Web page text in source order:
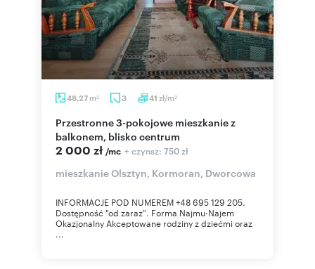
48,27 m2 3 41 zł/m2
Przestronne 3-pokojowe mieszkanie z
balkonem, blisko centrum
2 000 zł /mc + czynsz: 750 zł
mieszkanie Olsztyn, Kormoran, Dworcowa
INFORMACJE POD NUMEREM +48 695 129 205.
Dostępność "od zaraz". Forma Najmu-Najem
Okazjonalny Akceptowane rodziny z dziećmi oraz
...